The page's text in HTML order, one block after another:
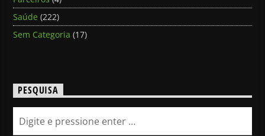
Saúde (222)
Sem Categoria (17)
PESQUISA